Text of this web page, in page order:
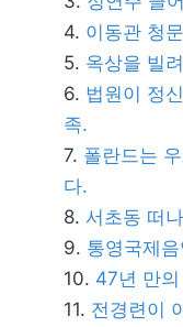
이동관 청
옥상을 빌
법원이 정
족.
폴란드는
다.
서초동 떠
통영국제
47년 만
전경련이